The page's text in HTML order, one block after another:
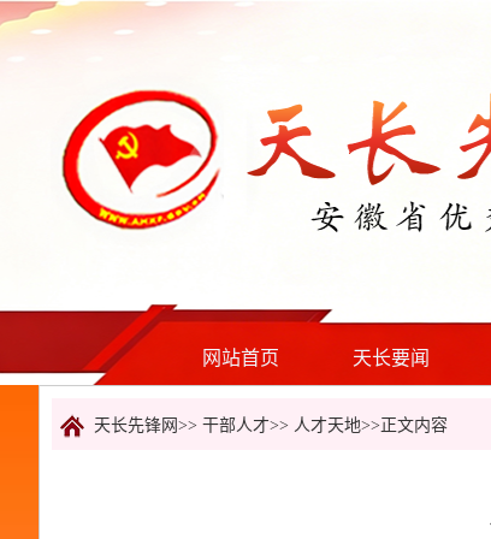
网站首页 天长要闻
天长先锋网>> 干部人才>> 人才天地>>正文内容